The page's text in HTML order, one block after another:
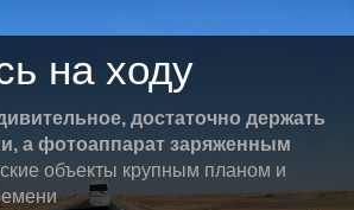
на ходу
достаточно держать
а фотоаппарат заряженным
объекты крупным планом и